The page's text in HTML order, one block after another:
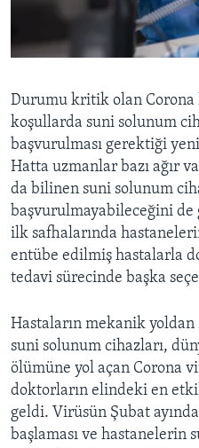
HAYATTAN
SANAT
BIZI TAKIP EDIN
Diller
Durumu kritik olan Corona
koşullarda suni solunum
başvurulması gerektiği
Hatta uzmanlar bazı ağır
da bilinen suni solunum
başvurulmayabileceğini de
ilk safhalarında
entübe edilmiş hastalarla
tedavi sürecinde başka
Hastaların mekanik yoldan
suni solunum cihazları,
ölümüne yol açan Corona
doktorların elindeki en
geldi. Virüsün Şubat
başlaması ve hastanelerin